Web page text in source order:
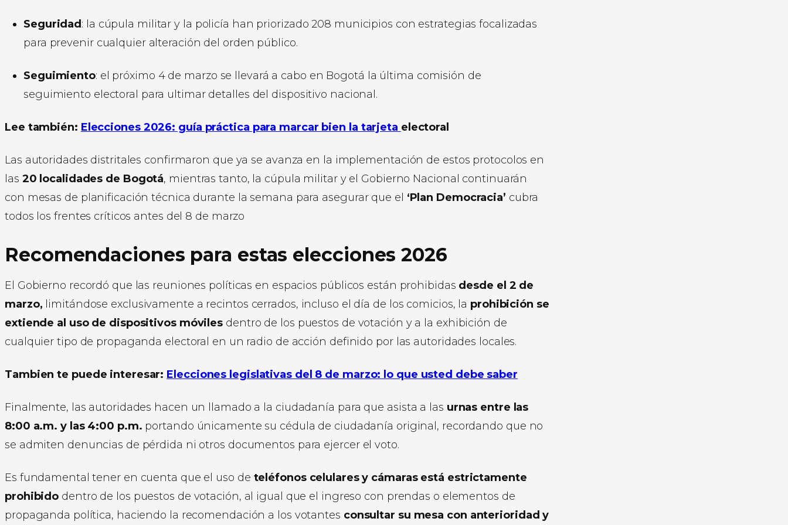
Seguridad: la cúpula militar y la policía han priorizado 208 municipios con estrategias focalizadas
para prevenir cualquier alteración del orden público.
Seguimiento: el próximo 4 de marzo se llevará a cabo en Bogotá la última comisión de
seguimiento electoral para ultimar detalles del dispositivo nacional.
Lee también: Elecciones 2026: guía práctica para marcar bien la tarjeta electoral
Las autoridades distritales confirmaron que ya se avanza en la implementación de estos protocolos en
las 20 localidades de Bogotá, mientras tanto, la cúpula militar y el Gobierno Nacional continuarán
con mesas de planificación técnica durante la semana para asegurar que el ‘Plan Democracia’ cubra
todos los frentes críticos antes del 8 de marzo
Recomendaciones para estas elecciones 2026
El Gobierno recordó que las reuniones políticas en espacios públicos están prohibidas desde el 2 de
marzo, limitándose exclusivamente a recintos cerrados, incluso el día de los comicios, la prohibición se
extiende al uso de dispositivos móviles dentro de los puestos de votación y a la exhibición de
cualquier tipo de propaganda electoral en un radio de acción definido por las autoridades locales.
Tambien te puede interesar: Elecciones legislativas del 8 de marzo: lo que usted debe saber
Finalmente, las autoridades hacen un llamado a la ciudadanía para que asista a las urnas entre las
8:00 a.m. y las 4:00 p.m. portando únicamente su cédula de ciudadanía original, recordando que no
se admiten denuncias de pérdida ni otros documentos para ejercer el voto.
Es fundamental tener en cuenta que el uso de teléfonos celulares y cámaras está estrictamente
prohibido dentro de los puestos de votación, al igual que el ingreso con prendas o elementos de
propaganda política, haciendo la recomendación a los votantes consultar su mesa con anterioridad y